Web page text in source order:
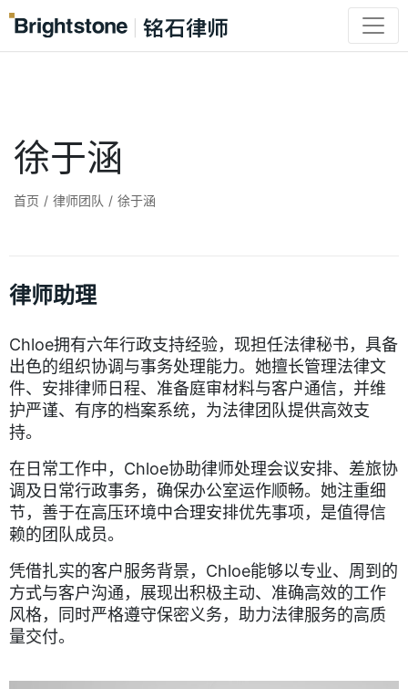
徐于涵
首页 / 律师团队 / 徐于涵
律师助理
Chloe拥有六年行政支持经验，现担任法律秘书，具备
出色的组织协调与事务处理能力。她擅长管理法律文
件、安排律师日程、准备庭审材料与客户通信，并维
护严谨、有序的档案系统，为法律团队提供高效支
持。
在日常工作中，Chloe协助律师处理会议安排、差旅协
调及日常行政事务，确保办公室运作顺畅。她注重细
节，善于在高压环境中合理安排优先事项，是值得信
赖的团队成员。
凭借扎实的客户服务背景，Chloe能够以专业、周到的
方式与客户沟通，展现出积极主动、准确高效的工作
风格，同时严格遵守保密义务，助力法律服务的高质
量交付。